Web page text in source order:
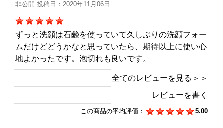
非公開 投稿日：2020年11月06日
ずっと洗顔は石鹸を使っていて久しぶりの洗顔フォー
ムだけどどうかなと思っていたら、期待以上に使い心
地よかったです。泡切れも良いです。
全てのレビューを見る＞＞
レビューを書く
この商品の平均評価： 5.00